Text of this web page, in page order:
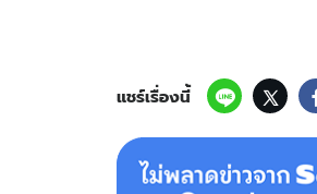
แชร์เรื่องนี้